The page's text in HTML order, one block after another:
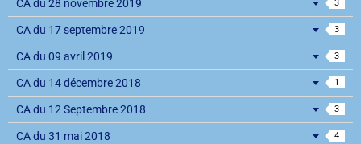
CA du 28 novembre 2019 3
CA du 17 septembre 2019 3
CA du 09 avril 2019 3
CA du 14 décembre 2018 1
CA du 12 Septembre 2018 3
CA du 31 mai 2018 4